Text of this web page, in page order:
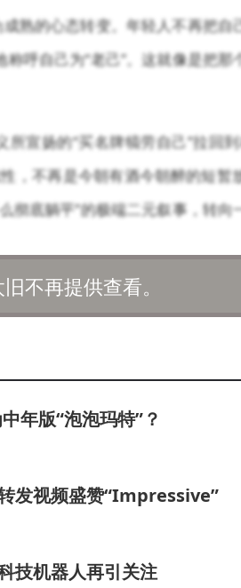
熟的心态转变。年轻人不再把
呼自己为“老己”。这就像是把
宣扬的“买名牌犒劳自己”拉回
，不再是今朝有酒今朝醉的短暂
彻底躺平”的极端二元叙事，转
，与当下的“爱老己”现象形成了
思维”来苛责自己。考试失利时
缓解焦虑的心灵港湾，却反而变
编，拒绝过度量化的比较，允许
的“小确幸”。
系。既能温柔地接纳疲惫的自
不再提供查看。
年版“泡泡玛特”？
发视频盛赞“Impressive”
技机器人再引关注